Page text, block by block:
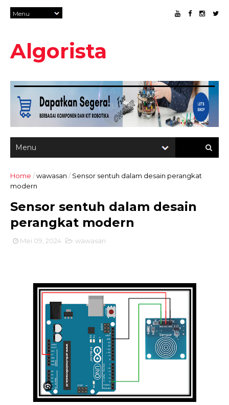
Algorista
Home /wawasan / Sensor sentuh dalam desain perangkat
modern
Sensor sentuh dalam desain
perangkat modern
Mei 09, 2024 wawasan